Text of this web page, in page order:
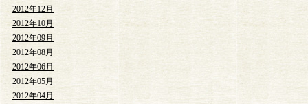
2012年12月
2012年10月
2012年09月
2012年08月
2012年06月
2012年05月
2012年04月